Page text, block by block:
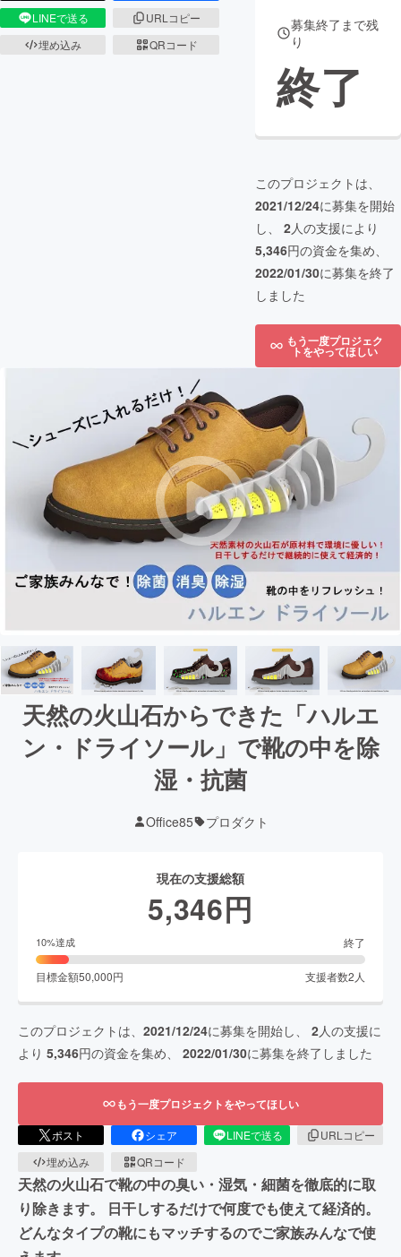
LINEで送る
URLコピー
埋め込み
QRコード
募集終了まで残
り
終了
このプロジェクトは、
2021/12/24に募集を開始
し、 2人の支援により
5,346円の資金を集め、
2022/01/30に募集を終了
しました
もう一度プロジェク
トをやってほしい
天然の火山石からできた「ハルエ
ン・ドライソール」で靴の中を除
湿・抗菌
Office85 プロダクト
現在の支援総額
5,346円
10%達成 終了
目標金額50,000円 支援者数2 人
このプロジェクトは、 2021/12/24に募集を開始し、 2人の支援に
より 5,346円の資金を集め、 2022/01/30に募集を終了しました
もう一度プロジェクトをやってほしい
ポスト シェア LINEで送る
URLコピー
埋め込み
QRコード
天然の火山石で靴の中の臭い・湿気・細菌を徹底的に取
り除きます。 日干しするだけで何度でも使えて経済的。
どんなタイプの靴にもマッチするのでご家族みんなで使